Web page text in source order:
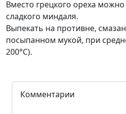
Вместо грецкого ореха
сладкого миндаля.
Выпекать на противне,
посыпанном мукой, при
200°С).
Комментарии